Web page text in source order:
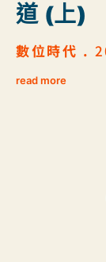
道 (上)
數位時代 .
read more